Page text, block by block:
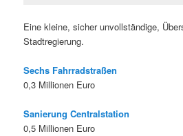
Eine kleine, sicher unvollständige,
Stadtregierung.
Sechs Fahrradstraßen
0,3 Millionen Euro
Sanierung Centralstation
0,5 Millionen Euro